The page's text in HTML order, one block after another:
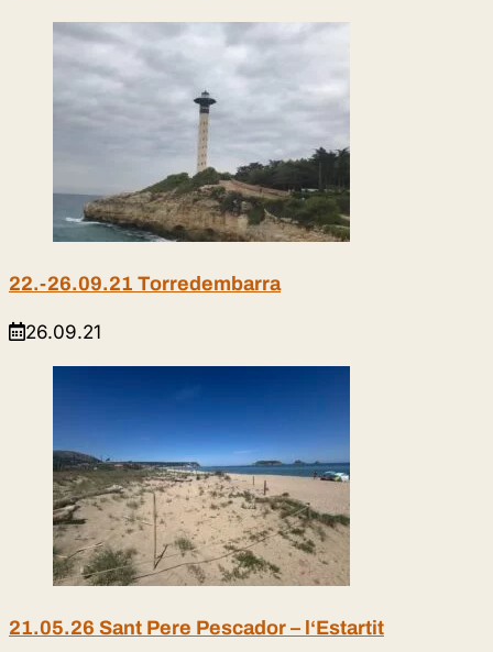
Kommentieren
(optional)
22.-26.09.21 Torredembarra
26.09.21
21.05.26 Sant Pere Pescador – l‘Estartit